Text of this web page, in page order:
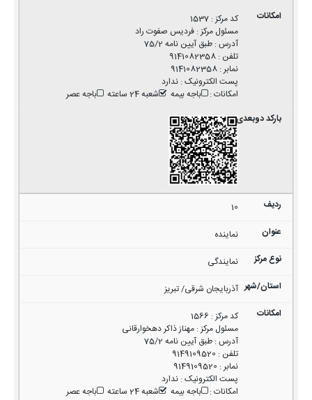
کد مرکز:
1537
مسئول مرکز:فردیس صفوت راد
آدرس:طبق آیین نامه 75/2
تلفن :
9141082358
نمابر:
9141082358
پست الکترونیک:ندارد
امکانات: باجه بیمه شعبه 24 ساعته باجه عصر
10
نماینده
نمایندگی
آذربایجان شرقی/ تبریز
کد مرکز:
1566
مسئول مرکز:مهناز ذاکر دهخوارقانی
آدرس:طبق آیین نامه 75/2
تلفن :
9149109520
نمابر:
9149109520
پست الکترونیک:ندارد
امکانات: باجه بیمه شعبه 24 ساعته باجه عصر